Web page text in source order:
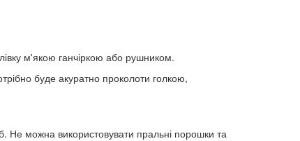
м'якою ганчіркою або рушником.
буде акуратно проколоти голкою,
Не можна використовувати пральні порошки та